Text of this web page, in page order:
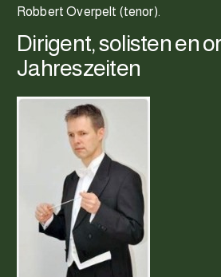
Robbert Overpelt (tenor).
Dirigent, solisten en
Jahreszeiten